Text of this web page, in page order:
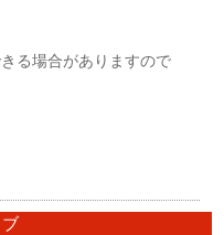
る場合がありますので